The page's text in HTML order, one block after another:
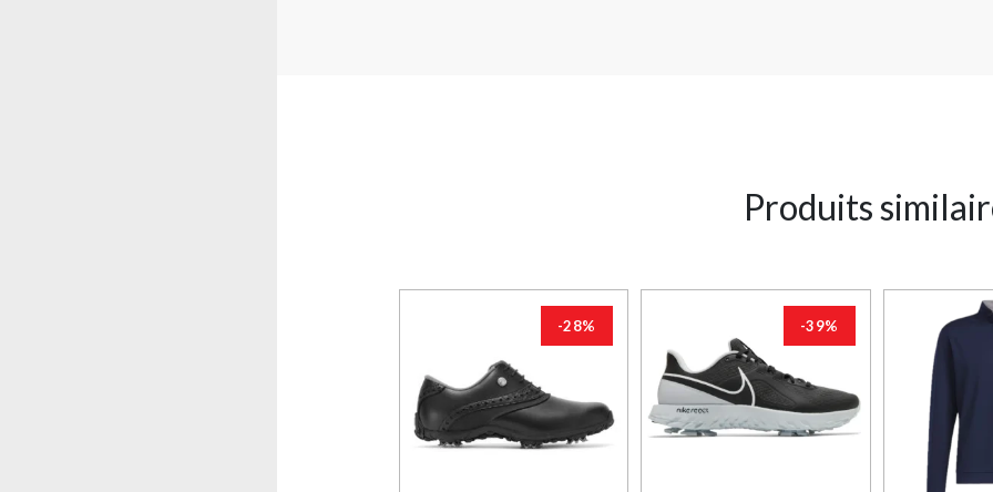
Produits
-28% -39%